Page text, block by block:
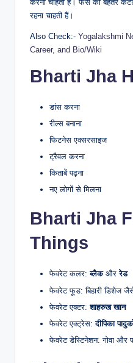
करना चाहती हैं। फैंस को बेहतर
रहना चाहती हैं।
Also Check:- Yogalakshmi
Career, and Bio/Wiki
Bharti Jha
डांस करना
रील्स बनाना
फिटनेस एक्सरसाइज
ट्रैवल करना
किताबें पढ़ना
नए लोगों से मिलना
Bharti Jha
Things
फेवरेट कलर:ब्लैकऔररेड
फेवरेट फूड: बिहारी डिशेज
फेवरेट एक्टर:शाहरुख खान
फेवरेट एक्ट्रेस:दीपिका
फेवरेट डेस्टिनेशन: गोवा और